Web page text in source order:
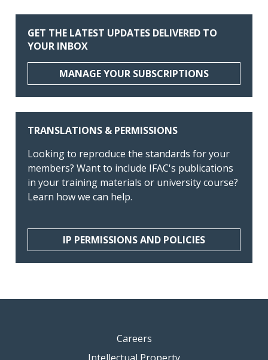
GET THE LATEST UPDATES DELIVERED TO
YOUR INBOX
MANAGE YOUR SUBSCRIPTIONS
TRANSLATIONS & PERMISSIONS
Looking to reproduce the standards for your
members? Want to include IFAC's publications
in your training materials or university course?
Learn how we can help.
IP PERMISSIONS AND POLICIES
Careers